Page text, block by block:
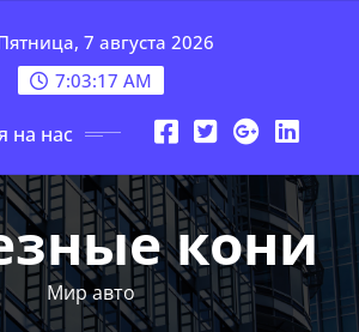
7 августа 2026
7:03:19 AM
на нас
кони
Мир авто